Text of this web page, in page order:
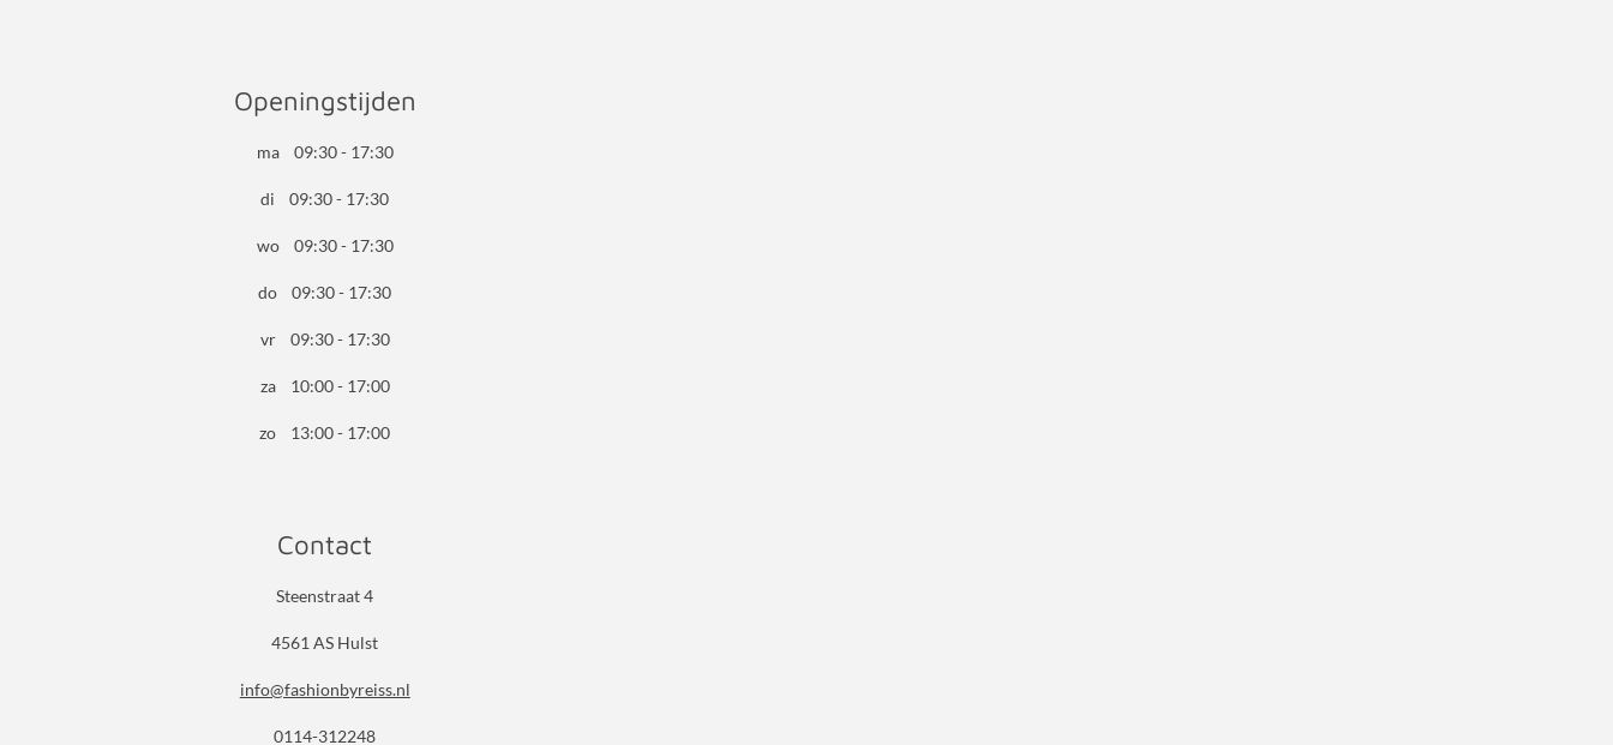
Openingstijden
ma 09:30 - 17:30
di 09:30 - 17:30
wo 09:30 - 17:30
do 09:30 - 17:30
vr 09:30 - 17:30
za 10:00 - 17:00
zo 13:00 - 17:00
Contact
Steenstraat 4
4561 AS Hulst
info@fashionbyreiss.nl
0114-312248